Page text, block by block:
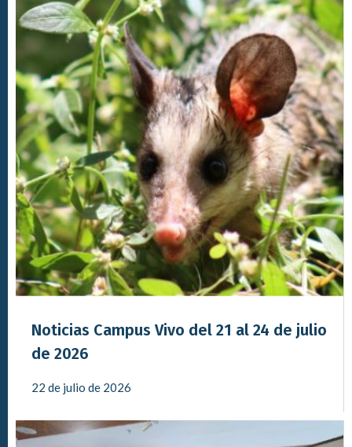
Noticias Campus Vivo del 21 al 24 de julio
de 2026
22 de julio de 2026